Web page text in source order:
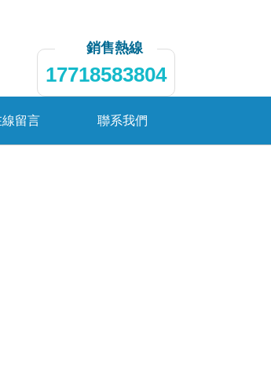
銷售熱線
17718583804
線留言 聯系我們